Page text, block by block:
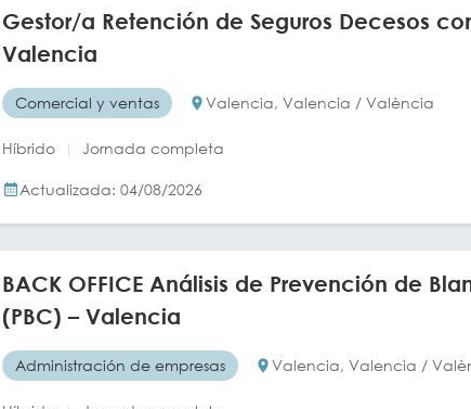
Gestor/a Retención de Seguros Decesos
Valencia
Comercial y ventas Valencia, Valencia / València
Híbrido Jornada completa
Actualizada: 04/08/2026
BACK OFFICE Análisis de Prevención de
(PBC) – Valencia
Administración de empresas Valencia, Valencia /